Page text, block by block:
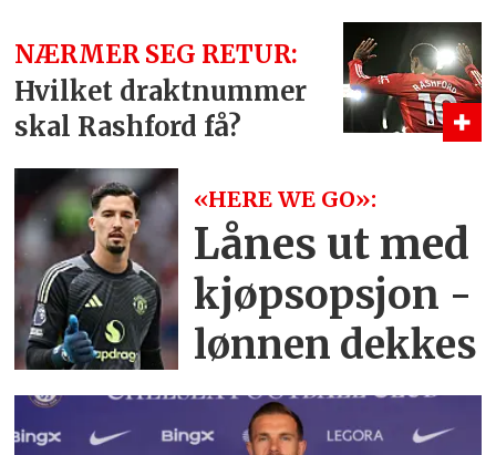
NÆRMER SEG RETUR:
Hvilket draktnummer
skal Rashford få?
«HERE WE GO»:
Lånes ut med
kjøpsopsjon -
lønnen dekkes